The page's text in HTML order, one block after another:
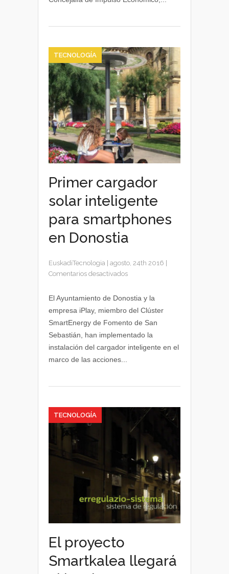
TECNOLOGÍA
Primer cargador
solar inteligente
para smartphones
en Donostia
EuskadiTecnologia agosto, 24th 2016
Comentarios desactivadosen
cargador
para
smartphones
en
El Ayuntamiento de Donostia y la
empresa iPlay, miembro del Clúster
SmartEnergy de Fomento de San
Sebastián, han implementado la
instalación del cargador inteligente en el
marco de las acciones...
TECNOLOGÍA
El proyecto
Smartkalea llegará